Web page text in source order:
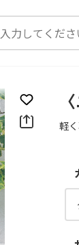
お気に入り
軽